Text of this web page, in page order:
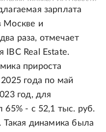
зарплата
Москве и
раза, отмечает
IBC Real Estate.
прироста
года по май
год, для
65% - с 52,1 тыс. руб.
Такая динамика была